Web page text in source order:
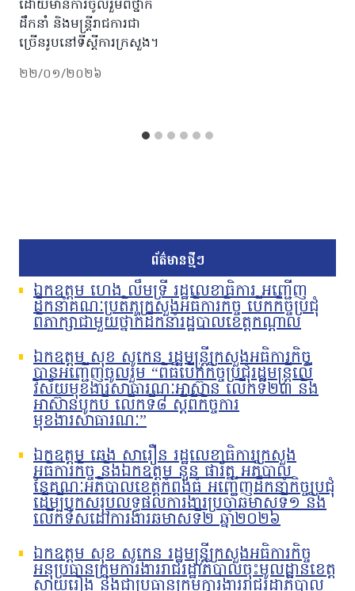
ដោយមានការចូលរួមពីថ្នាក់
ដឹកនាំ និងមន្រ្តីរាជការជា
ច្រើនរូបនៅទីស្ដីការក្រសួង។
២២/០១/២០២៦
ព័ត៌មានថ្មីៗ
ឯកឧត្តម ហេង លឹមទ្រី រដ្ឋលេខាធិការ អញ្ជើញ
ដឹកនាំគណៈប្រតិភូក្រសួងអធិការកិច្ច បើកកិច្ចប្រជុំ
ពិភាក្សាជាមួយថ្នាក់ដឹកនាំរដ្ឋបាលខេត្តកណ្តាល
ឯកឧត្តម សុខ សូកេន រដ្ឋមន្រ្តីក្រសួងអធិការកិច្ច
បានអញ្ជើញចូលរួម “ពិធីបើកកិច្ចប្រជុំរដ្ឋមន្ត្រីលើ
វិស័យមុខងារសាធារណៈអាស៊ាន លើកទី២៣ និង
អាស៊ានបូកបី លើកទី៨ ស្តីពីកិច្ចការ
មុខងារសាធារណៈ”
ឯកឧត្តម ឆេង សារឿន រដ្ឋលេខាធិការក្រសួង
អធិការកិច្ច និងឯកឧត្តម នួន ផារ័ត្ន អភិបាល
នៃគណៈអភិបាលខេត្តកំពង់ធំ អញ្ជើញដឹកនាំកិច្ចប្រជុំ
ដើម្បីបូកសរុបលទ្ធផលការងារប្រចាំឆមាសទី១ និង
លើកទិសដៅការងារឆមាសទី២ ឆ្នាំ២០២៦
ឯកឧត្តម សុខ សូកេន រដ្ឋមន្រ្តីក្រសួងអធិការកិច្ច
អនុប្រធានក្រុមការងាររាជរដ្ឋាភិបាលចុះមូលដ្ឋានខេត្ត
ស្វាយរៀង និងជាប្រធានក្រុមការងាររាជរដ្ឋាភិបាល